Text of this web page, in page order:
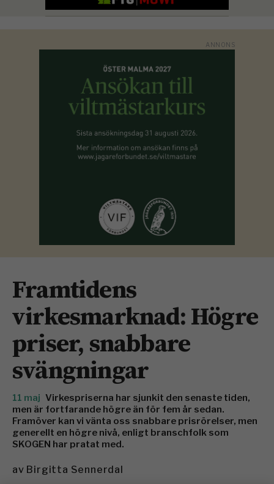
Framtidens
virkesmarknad: Högre
priser, snabbare
svängningar
11 maj Virkespriserna har sjunkit den senaste tiden,
men är fortfarande högre än för fem år sedan.
Framöver kan vi vänta oss snabbare prisrörelser, men
generellt en högre nivå, enligt branschfolk som
SKOGEN har pratat med.
av Birgitta Sennerdal